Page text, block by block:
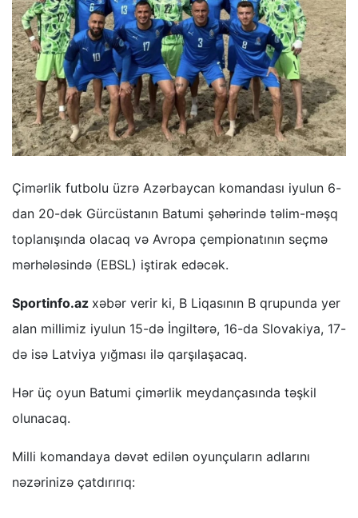
Çimərlik futbolu üzrə Azərbaycan komandası iyulun 6-
dan 20-dək Gürcüstanın Batumi şəhərində təlim-məşq
toplanışında olacaq və Avropa çempionatının seçmə
mərhələsində (EBSL) iştirak edəcək.
Sportinfo.az xəbər verir ki, B Liqasının B qrupunda yer
alan millimiz iyulun 15-də İngiltərə, 16-da Slovakiya, 17-
də isə Latviya yığması ilə qarşılaşacaq.
Hər üç oyun Batumi çimərlik meydançasında təşkil
olunacaq.
Milli komandaya dəvət edilən oyunçuların adlarını
nəzərinizə çatdırırıq: